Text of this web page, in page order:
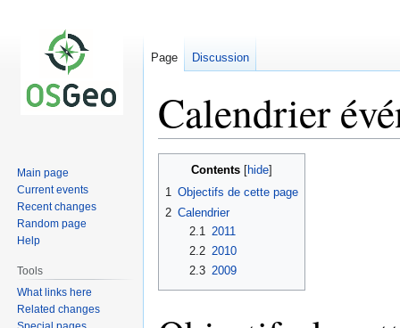
Calendrier
navigation
search
Contents
1 Objectifs de cette page
2 Calendrier
2.1
2011
2.2 2010
2.3 2009
Page Discussion
Main page
Current events
Recent changes
Random page
Help
Tools
What links here
Related changes